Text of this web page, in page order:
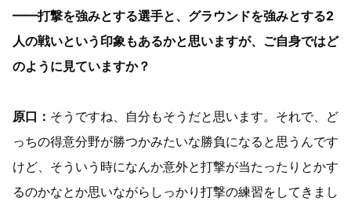
━━打撃を強みとする選手と、グラウンドを強みとする2
人の戦いという印象もあるかと思いますが、ご自身ではど
のように見ていますか？
原口： そうですね、自分もそうだと思います。それで、ど
っちの得意分野が勝つかみたいな勝負になると思うんです
けど、そういう時になんか意外と打撃が当たったりとかす
るのかなとか思いながらしっかり打撃の練習をしてきまし